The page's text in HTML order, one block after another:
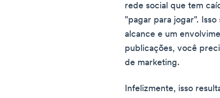
rede social que tem
"pagar para jogar".
alcance e um
publicações, você
de marketing.
Infelizmente, isso